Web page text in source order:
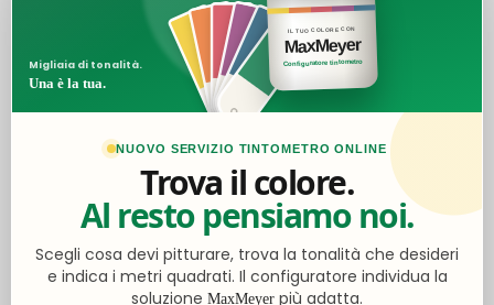
Ottimo
/5
recensioni
Le nostre recensioni a 4 e 5 stelle.
Clicca qui per leggerle tutte >
Precedente Successivo
IL TUO COLORE CON
MaxMeyer
Configuratore tintometro
Migliaia di tonalità.
Una è la tua.
NUOVO SERVIZIO TINTOMETRO ONLINE
Trova il colore.
Al resto pensiamo noi.
Scegli cosa devi pitturare, trova la tonalità che desideri
e indica i metri quadrati. Il configuratore individua la
soluzione MaxMeyer più adatta.